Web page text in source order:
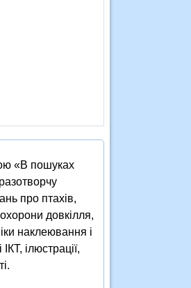
«В пошуках
про птахів,
довкілля,
наклеювання і
ілюстрації,